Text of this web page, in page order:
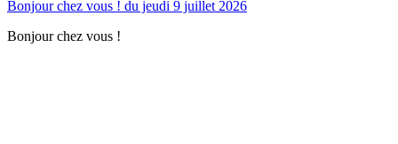
Bonjour chez vous ! du jeudi 9 juillet 2026
Bonjour chez vous !